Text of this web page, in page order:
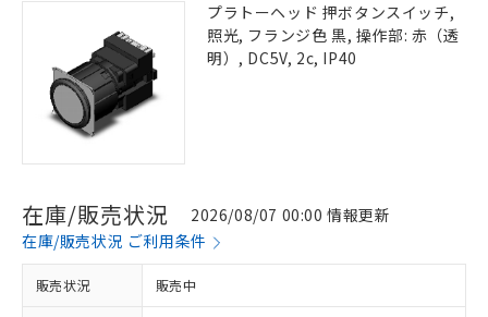
プラトーヘッド 押ボタンスイッチ,
照光, フランジ色 黒, 操作部: 赤（透
明）, DC5V, 2c, IP40
在庫/販売状況
2026/08/07 00:00 情報更新
在庫/販売状況 ご利用条件
販売状況 販売中